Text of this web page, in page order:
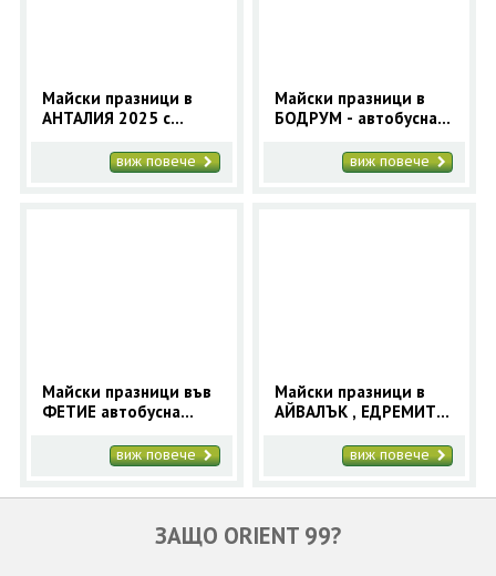
Майски празници в
АНТАЛИЯ 2025 с
Orient 99виж повече
Майски празници в
БОДРУМ - автобусна
- Orient 99виж повече
Майски празници във
ФЕТИЕ автобусна
- Orient 99виж повече
Майски празници в
АЙВАЛЪК , ЕДРЕМИТ -
5 нощувки - Orient 99
виж повече
ЗАЩО ORIENT 99?